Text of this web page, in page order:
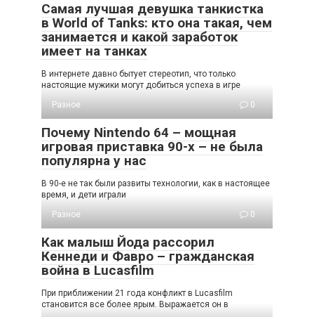
Самая лучшая девушка танкистка
в World of Tanks: кто она такая, чем
занимается и какой заработок
имеет на танках
В интернете давно бытует стереотип, что только
настоящие мужики могут добиться успеха в игре
Разное
0
Почему Nintendo 64 – мощная
игровая приставка 90-х – не была
популярна у нас
В 90-е не так были развиты технологии, как в настоящее
время, и дети играли
Разное
0
Как малыш Йода рассорил
Кеннеди и Фавро – гражданская
война в Lucasfilm
При приближении 21 года конфликт в Lucasfilm
становится все более ярым. Выражается он в